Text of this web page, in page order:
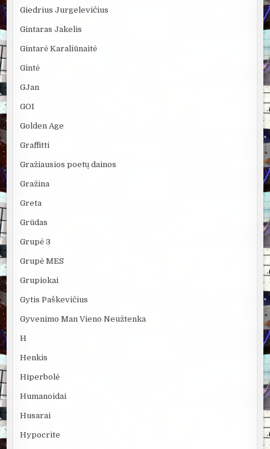
Giedrius Jurgelevičius
Gintaras Jakelis
Gintarė Karaliūnaitė
Gintė
GJan
GOI
Golden Age
Graffitti
Gražiausios poetų dainos
Gražina
Greta
Grūdas
Grupė 3
Grupė MES
Grupiokai
Gytis Paškevičius
Gyvenimo Man Vieno Neužtenka
H
Henkis
Hiperbolė
Humanoidai
Husarai
Hypocrite